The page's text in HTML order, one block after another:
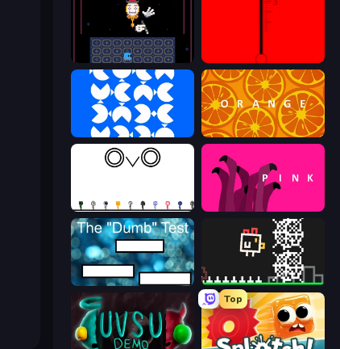
Just One Boss
blue orange
OvO Game pink (Bart Bonte)
The Dumb Test Chicken and Bee
Top